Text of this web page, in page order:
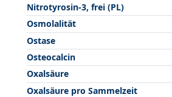
Nitrotyrosin-3, frei (PL)
Osmolalität
Ostase
Osteocalcin
Oxalsäure
Oxalsäure pro Sammelzeit